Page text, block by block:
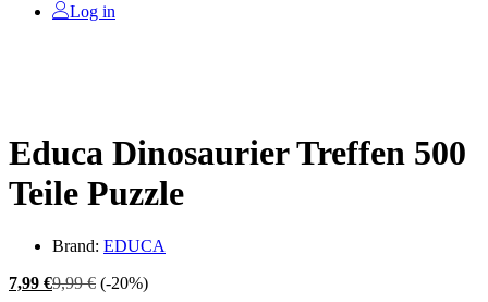
Log in
Educa Dinosaurier Treffen 500
Teile Puzzle
Brand: EDUCA
7,99 €9,99€ (-20%)